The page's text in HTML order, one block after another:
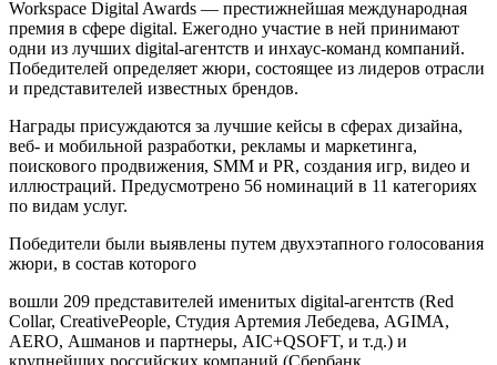
Workspace Digital Awards — престижнейшая международная
премия в сфере digital. Ежегодно участие в ней принимают
одни из лучших digital-агентств и инхаус-команд компаний.
Победителей определяет жюри, состоящее из лидеров отрасли
и представителей известных брендов.
Награды присуждаются за лучшие кейсы в сферах дизайна,
веб- и мобильной разработки, рекламы и маркетинга,
поискового продвижения, SMM и PR, создания игр, видео и
иллюстраций. Предусмотрено 56 номинаций в 11 категориях
по видам услуг.
Победители были выявлены путем двухэтапного голосования
жюри, в состав которого
вошли 209 представителей именитых digital-агентств (Red
Collar, CreativePeople, Студия Артемия Лебедева, AGIMA,
AERO, Ашманов и партнеры, AIC+QSOFT, и т.д.) и
крупнейших российских компаний (Сбербанк,